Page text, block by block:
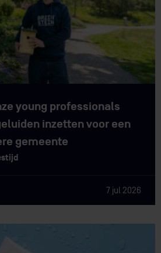
young professionals
inzetten voor een
gemeente
7 jul 2026